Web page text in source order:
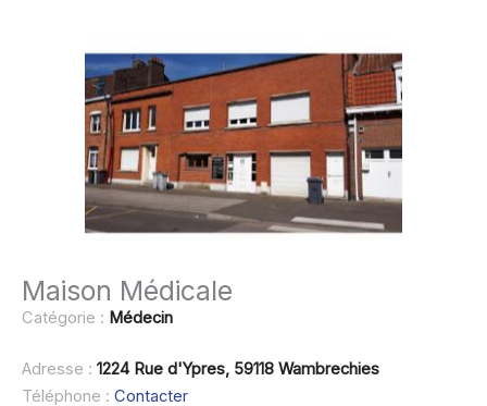
Maison Médicale
Catégorie : Médecin
Adresse : 1224 Rue d'Ypres, 59118 Wambrechies
Téléphone : Contacter